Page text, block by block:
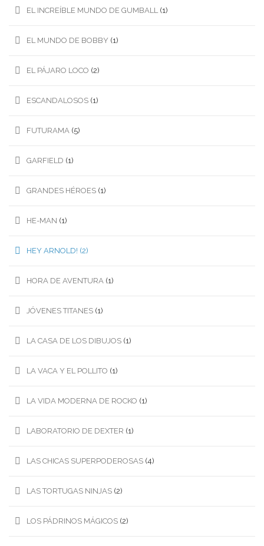
EL INCREÍBLE MUNDO DE GUMBALL (1)
EL MUNDO DE BOBBY (1)
EL PÁJARO LOCO (2)
ESCANDALOSOS (1)
FUTURAMA (5)
GARFIELD (1)
GRANDES HÉROES (1)
HE-MAN (1)
HEY ARNOLD! (2)
HORA DE AVENTURA (1)
JÓVENES TITANES (1)
LA CASA DE LOS DIBUJOS (1)
LA VACA Y EL POLLITO (1)
LA VIDA MODERNA DE ROCKO (1)
LABORATORIO DE DEXTER (1)
LAS CHICAS SUPERPODEROSAS (4)
LAS TORTUGAS NINJAS (2)
LOS PÁDRINOS MÁGICOS (2)